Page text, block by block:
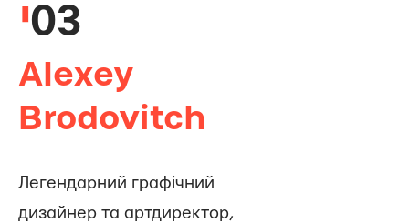
03
Alexey
Brodovitch
Легендарний графічний
дизайнер та артдиректор,